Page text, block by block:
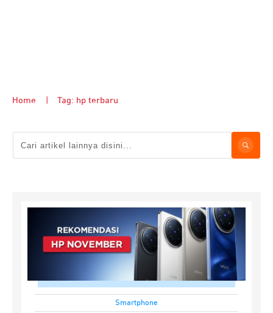
Home Tag: hp terbaru
Smartphone